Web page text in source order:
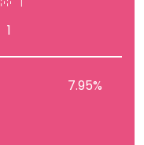
1
7.95%